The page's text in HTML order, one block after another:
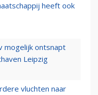
heeft ook
mogelijk ontsnapt
Leipzig
vluchten naar